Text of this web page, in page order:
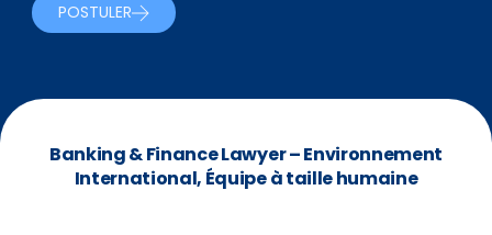
POSTULER
Banking & Finance Lawyer – Environnement
International, Équipe à taille humaine